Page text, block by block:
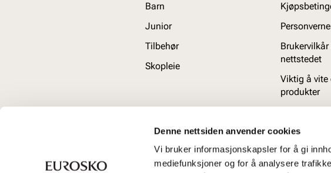
Denne nettsiden anvender cookies
Vi bruker informasjonskapsler for å gi
mediefunksjoner og for å analysere
Barn
Junior
Tilbehør
Skopleie
nettstedet
Viktig å vite
produkter